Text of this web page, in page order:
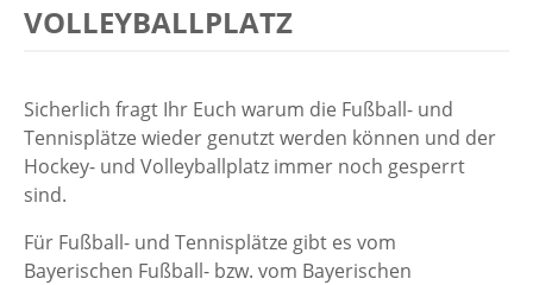
VOLLEYBALLPLATZ
Sicherlich fragt Ihr Euch warum die Fußball- und
Tennisplätze wieder genutzt werden können und der
Hockey- und Volleyballplatz immer noch gesperrt
sind.
Für Fußball- und Tennisplätze gibt es vom
Bayerischen Fußball- bzw. vom Bayerischen